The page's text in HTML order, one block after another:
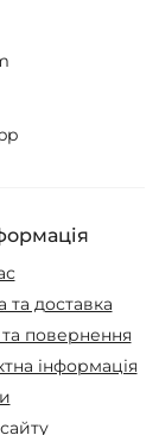
та доставка
повернення
інформація